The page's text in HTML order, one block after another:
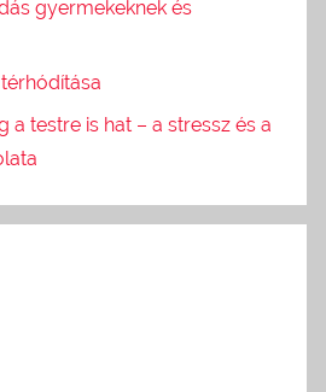
gyermekeknek és
a testre is hat – a stressz és a